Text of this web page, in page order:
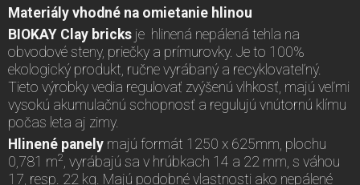
Materiály vhodné na omietanie hlinou
BIOKAY Clay bricks je hlinená nepálená tehla na
obvodové steny, priečky a prímurovky. Je to 100%
ekologický produkt, ručne vyrábaný a recyklovateľný.
Tieto výrobky vedia regulovať zvýšenú vlhkosť, majú veľmi
vysokú akumulačnú schopnosť a regulujú vnútornú klímu
počas leta aj zimy.
Hlinené panely majú formát 1250 x 625mm, plochu
0,781 m2 , vyrábajú sa v hrúbkach 14 a 22 mm, s váhou
17, resp. 22 kg. Majú podobné vlastnosti ako nepálené